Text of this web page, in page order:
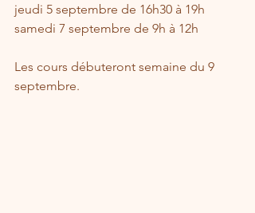
jeudi 5 septembre de 16h30 à 19h
samedi 7 septembre de 9h à 12h
Les cours débuteront semaine du 9
septembre.